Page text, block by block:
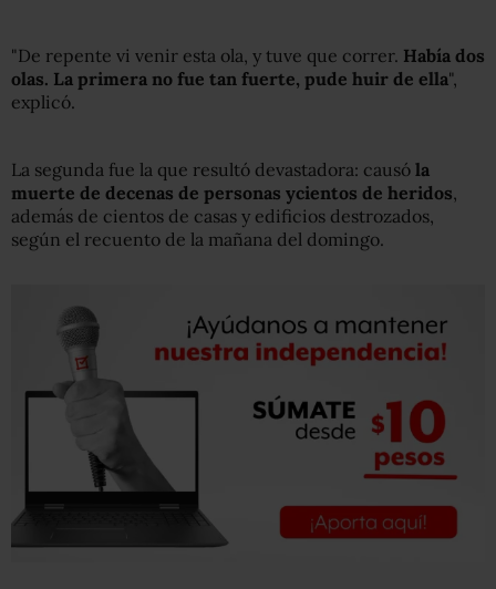
"De repente vi venir esta ola, y tuve que correr. Había dos
olas. La primera no fue tan fuerte, pude huir de ella",
explicó.
La segunda fue la que resultó devastadora: causó la
muerte de decenas de personas ycientos de heridos
además de cientos de casas y edificios destrozados,
según el recuento de la mañana del domingo.